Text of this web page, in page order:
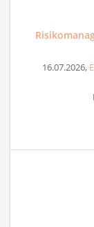
16.07.2026,